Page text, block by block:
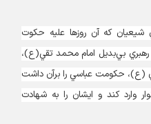
شيعيان كه آن روزها عليه حكوت
بي‌بديل امام محمد تقي(ع)،
حكومت عباسي را برآن داشت
وارد كند و ايشان را به شهادت